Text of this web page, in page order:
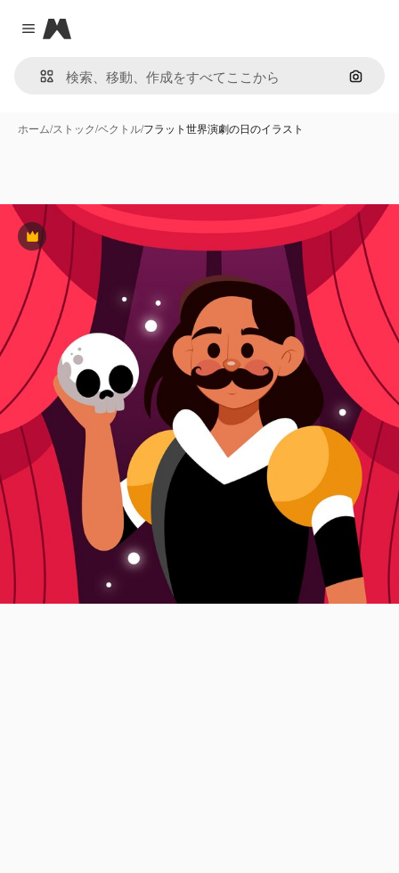
Close menu
Magnific
画像で
ホーム/ストック/ベクトル/フラット世界演劇の日のイラスト
Premium